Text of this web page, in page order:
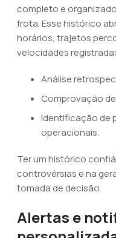
completo e
frota. Esse histórico
horários, trajetos
velocidades
Análise
Comprovação
Identificação de
operacionais.
Ter um histórico
controvérsias e na
tomada de decisão.
Alertas e